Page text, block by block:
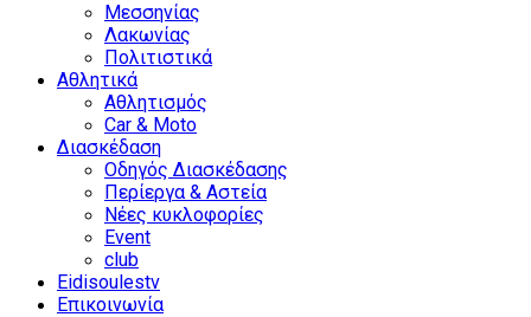
Μεσσηνίας
Λακωνίας
Πολιτιστικά
Αθλητικά
Αθλητισμός
Car & Moto
Διασκέδαση
Οδηγός Διασκέδασης
Περίεργα & Αστεία
Νέες κυκλοφορίες
Event
club
Eidisoulestv
Επικοινωνία